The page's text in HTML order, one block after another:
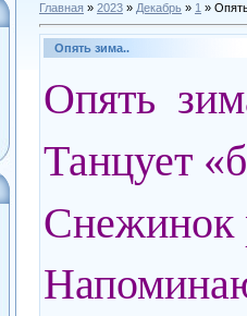
Главная » 2023 » Декабрь » 1 »
Опять зима..
Опять
Танцует
Снежинок